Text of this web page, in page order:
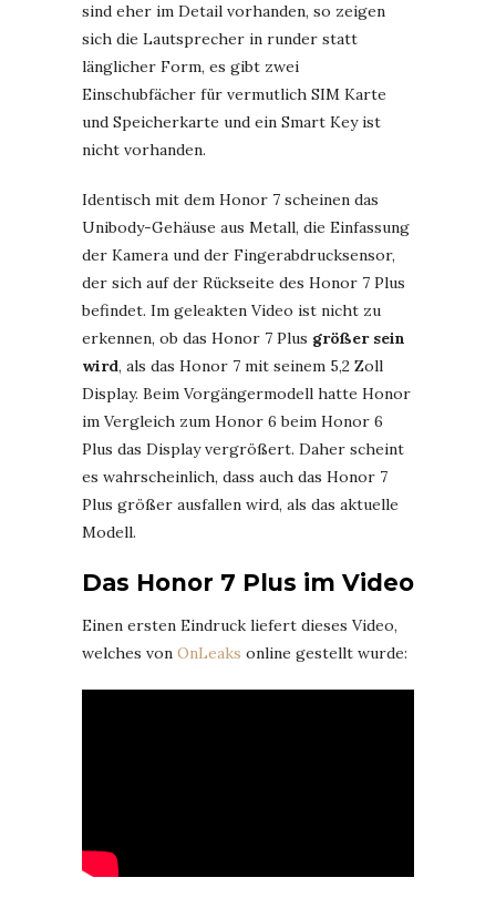
sind eher im Detail vorhanden, so zeigen
sich die Lautsprecher in runder statt
länglicher Form, es gibt zwei
Einschubfächer für vermutlich SIM Karte
und Speicherkarte und ein Smart Key ist
nicht vorhanden.
Identisch mit dem Honor 7 scheinen das
Unibody-Gehäuse aus Metall, die Einfassung
der Kamera und der Fingerabdrucksensor,
der sich auf der Rückseite des Honor 7 Plus
befindet. Im geleakten Video ist nicht zu
erkennen, ob das Honor 7 Plus größer sein
wird, als das Honor 7 mit seinem 5,2 Zoll
Display. Beim Vorgängermodell hatte Honor
im Vergleich zum Honor 6 beim Honor 6
Plus das Display vergrößert. Daher scheint
es wahrscheinlich, dass auch das Honor 7
Plus größer ausfallen wird, als das aktuelle
Modell.
Das Honor 7 Plus im Video
Einen ersten Eindruck liefert dieses Video,
welches von OnLeaks online gestellt wurde: